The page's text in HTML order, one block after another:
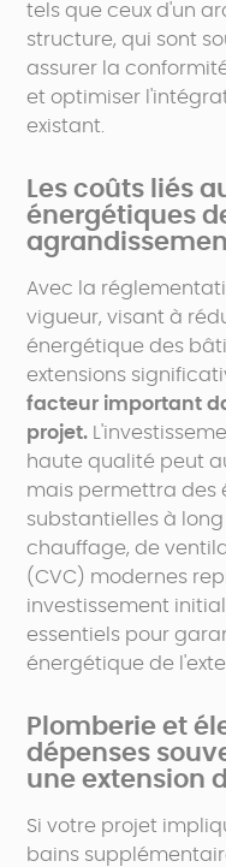
tels que ceux d'un
structure, qui sont
assurer la
et optimiser
existant.
Les coûts liés
énergétiques
Avec la
vigueur, visant à
énergétique des
extensions
facteur important
projet.
haute qualité peut
mais permettra des
substantielles à
chauffage, de
(CVC) modernes
investissement
essentiels pour
énergétique de
Plomberie et
dépenses
une extension
Si votre projet
bains